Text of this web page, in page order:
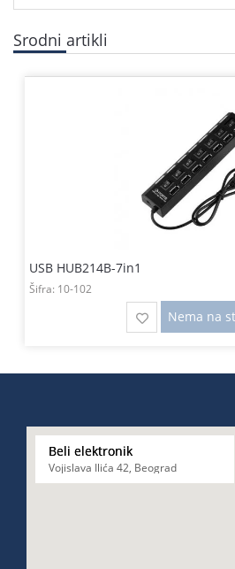
Srodni artikli
USB HUB214B-7in1
Šifra: 10-102
Nema na
Beli elektronik
Vojislava Ilića 42, Beograd